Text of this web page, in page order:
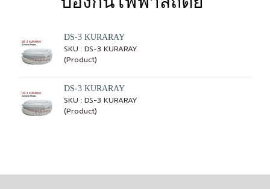
DS-3 KURARAY
SKU : DS-3 KURARAY
(Product)
DS-3 KURARAY
SKU : DS-3 KURARAY
(Product)